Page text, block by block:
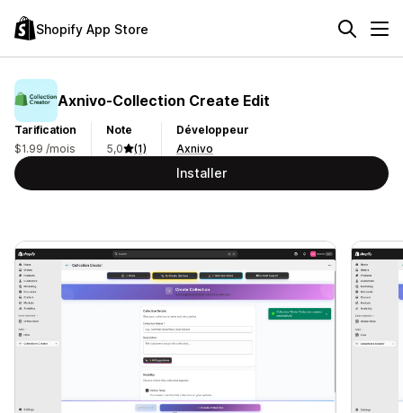
Shopify App Store
Axnivo‑Collection Create Edit
Tarification
$1.99 /mois
Note
5,0
(1)
Développeur
Axnivo
Installer